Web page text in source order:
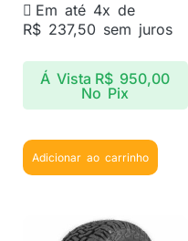
Em até 4x de
R$ 237,50 sem juros
Á Vista R$ 950,00
No Pix
Adicionar ao carrinho